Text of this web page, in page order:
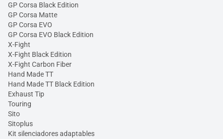
GP Corsa Black Edition
GP Corsa Matte
GP Corsa EVO
GP Corsa EVO Black Edition
X-Fight
X-Fight Black Edition
X-Fight Carbon Fiber
Hand Made TT
Hand Made TT Black Edition
Exhaust Tip
Touring
Sito
Sitoplus
Kit silenciadores adaptables